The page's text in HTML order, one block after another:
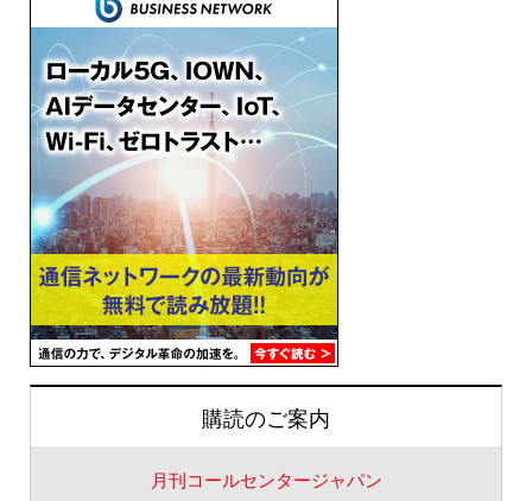
購読のご案内
月刊コールセンタージャパン